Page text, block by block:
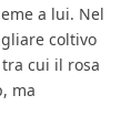
a lui. Nel
coltivo
cui il rosa
ma